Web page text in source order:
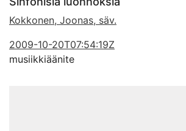
Kokkonen, Joonas, säv.
2009-10-20T07:54:19Z
musiikkiäänite